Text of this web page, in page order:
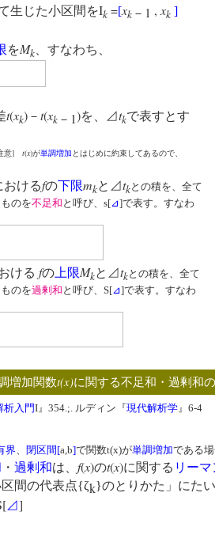
生じた小区間をIk =[xk － 1 , xk ]
をMk 、すなわち、
t(xk) － t(xk － 1)を、⊿tkで表すとす
意] t(x)が単調増加 とはじめに約束してあるので、
おけるfの下限mkと⊿tkとの積を、全て
のを不足和 と呼び、s[⊿]で表す。すなわ
ける fの 上限Mkと⊿tkとの積を、全て
のを過剰和 と呼び、S[⊿]で表す。すなわ
増加関数t(x)に関する不足和・過剰和
析入門I』354.;. ルディン『現代解析学 』6-4
界、 閉区間 [a,b]で関数t(x)が単調増加である
・ 過剰和は、 f(x)のt(x)に関する リー
区間の代表点{ζk}のとりかた」にた
⊿]